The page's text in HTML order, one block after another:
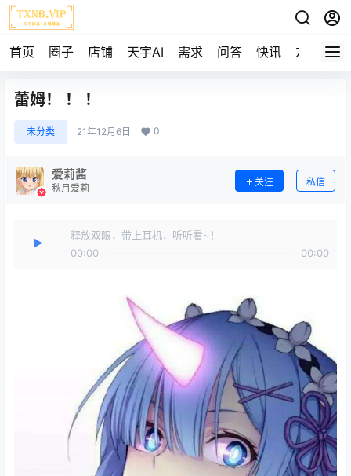
首页 圈子 店铺 天宇AI 需求 问答 快讯 友链
蕾姆！ ！ ！
未分类 21年12月6日 0
爱莉酱
秋月爱莉
关注 私信
释放双眼，带上耳机，听听看~！
00:00
00:00